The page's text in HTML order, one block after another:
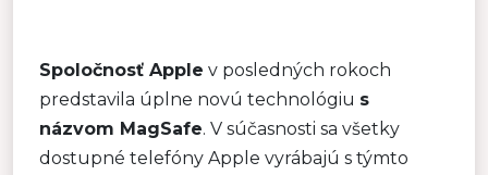
Spoločnosť Apple v posledných rokoch
predstavila úplne novú technológiu s
názvom MagSafe. V súčasnosti sa všetky
dostupné telefóny Apple vyrábajú s týmto